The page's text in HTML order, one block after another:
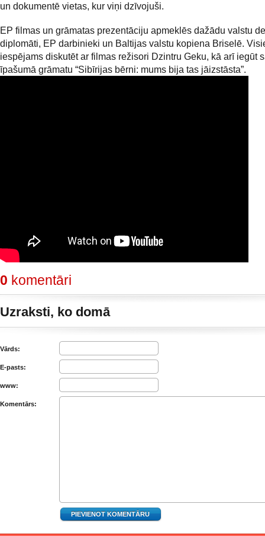
un dokumentē vietas, kur viņi dzīvojuši.
EP filmas un grāmatas prezentāciju apmeklēs dažādu valstu
diplomāti, EP darbinieki un Baltijas valstu kopiena Briselē.
iespējams diskutēt ar filmas režisori Dzintru Geku, kā arī iegūt
īpašumā grāmatu “Sibīrijas bērni: mums bija tas jāizstāsta”.
0 komentāri
Uzraksti, ko domā
Vārds:
E-pasts:
www:
Komentārs: